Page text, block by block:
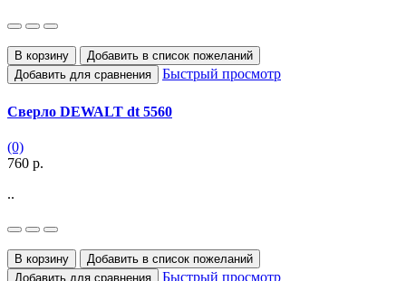
В корзину
Добавить в список пожеланий
Добавить для сравнения
Быстрый просмотр
Сверло DEWALT dt 5560
(0)
760 р.
..
В корзину
Добавить в список пожеланий
Добавить для сравнения
Быстрый просмотр